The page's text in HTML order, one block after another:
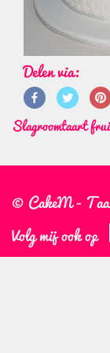
Delen via:
Slagroomtaart
© CakeM -
Volg mij ook op